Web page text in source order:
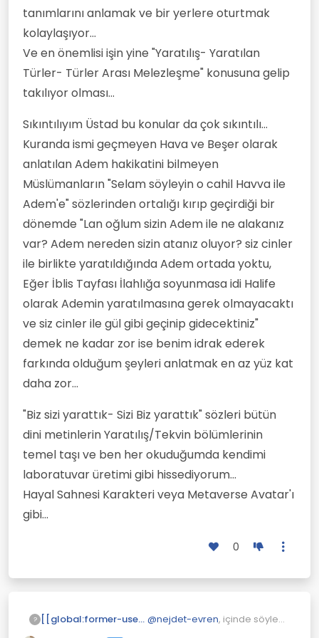
tanımlarını anlamak ve bir yerlere oturtmak
kolaylaşıyor...
Ve en önemlisi işin yine "Yaratılış- Yaratılan
Türler- Türler Arası Melezleşme" konusuna gelip
takılıyor olması...
Sıkıntılıyım Üstad bu konular da çok sıkıntılı...
Kuranda ismi geçmeyen Hava ve Beşer olarak
anlatılan Adem hakikatini bilmeyen
Müslümanların "Selam söyleyin o cahil Havva ile
Adem'e" sözlerinden ortalığı kırıp geçirdiği bir
dönemde "Lan oğlum sizin Adem ile ne alakanız
var? Adem nereden sizin atanız oluyor? siz cinler
ile birlikte yaratıldığında Adem ortada yoktu,
Eğer İblis Tayfası İlahlığa soyunmasa idi Halife
olarak Ademin yaratılmasına gerek olmayacaktı
ve siz cinler ile gül gibi geçinip gidecektiniz"
demek ne kadar zor ise benim idrak ederek
farkında olduğum şeyleri anlatmak en az yüz kat
daha zor...
"Biz sizi yarattık- Sizi Biz yarattık" sözleri bütün
dini metinlerin Yaratılış/Tekvin bölümlerinin
temel taşı ve ben her okuduğumda kendimi
laboratuvar üretimi gibi hissediyorum...
Hayal Sahnesi Karakteri veya Metaverse Avatar'ı
gibi...
0
? [[global:former-user]] @nejdet-evren, içinde söyledi: